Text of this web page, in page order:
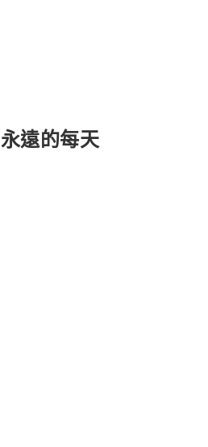
永遠的每天